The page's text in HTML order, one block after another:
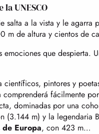
UNESCO
salta a la vista y le agarra
m de altura y cientos de
que despierta.
pintores y
fácilmente
dominadas por una
m) y la legendaria
de Europa, con 423 m…